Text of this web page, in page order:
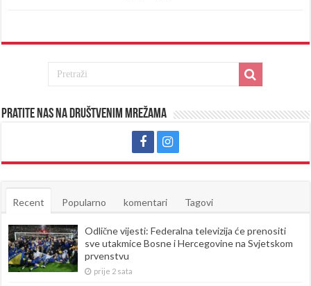
Pratite nas na društvenim mrežama
Recent Popularno komentari Tagovi
Odlične vijesti: Federalna televizija će prenositi
sve utakmice Bosne i Hercegovine na Svjetskom
prvenstvu
prije 2 sata